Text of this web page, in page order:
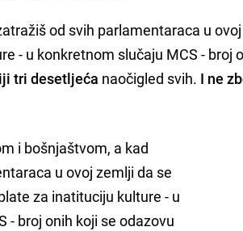
od svih parlamentaraca u
- u konkretnom slučaju MCS - broj
tri desetljeća naočigled svih. I ne
i bošnjaštvom, a kad
u ovoj zemlji da se
za inatituciju kulture - u
- broj onih koji se odazovu